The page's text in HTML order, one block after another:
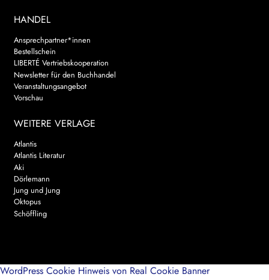
HANDEL
Ansprechpartner*innen
Bestellschein
LIBERTÉ Vertriebskooperation
Newsletter für den Buchhandel
Veranstaltungsangebot
Vorschau
WEITERE VERLAGE
Atlantis
Atlantis Literatur
Aki
Dörlemann
Jung und Jung
Oktopus
Schöffling
WordPress Cookie Hinweis von Real Cookie Banner